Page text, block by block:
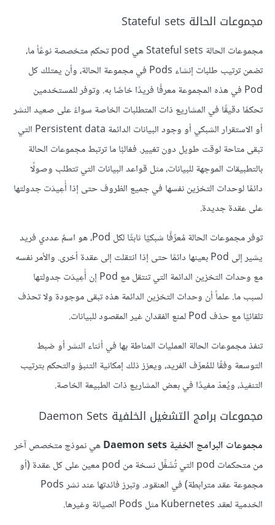
مجموعات الحالة Stateful sets
مجموعات الحالة Stateful sets هي pod تحكم متخصصة نوعًأ ما،
تضمن ترتيب طلبات إنشاء Pods في مجموعة الحالة، وأن يمتلك كل
Pod في هذه المجموعة معرفًا فريدًا خاصًا به. وتوفر للمستخدمين
تحكمًا دقيقًا في المشاريع ذات المتطلبات الخاصة سواءً على صعيد النشر
أو الاستقرار الشبكي أو وجود البيانات الدائمة Persistent data التي
تبقى متاحة لوقت طويل دون تغيير. فغالبًا ما ترتبط مجموعات الحالة
بالتطبيقات الموجهة للبيانات، مثل قواعد البيانات التي تتطلب وصولًا
دائمًا لوحدات التخزين نفسها في جميع الظروف حتى إذا أُعِيدَت جدولتها
على عقدة جديدة.
توفر مجموعات الحالة مُعرِّفًا شبكيًا ثابتًا لكل Pod، هو اسمٌ عددي فريد
يشير إلى Pod بعينها دائمًا حتى إذا انتقلت إلى عقدة أخرى. والأمر نفسه
مع وحدات التخزين الدائمة التي تنتقل مع Pod إن أُعِيدَت جدولتها
لسبب ما. علماً أن وحدات التخزين الدائمة هذه تبقى موجودة ولا تحذف
تلقائيًا مع حذف Pod لمنع الفقدان غير المقصود للبيانات.
تنفذ مجموعات الحالة العمليات المناطة بها في أثناء النشر أو ضبط
التوسعة وفقًا للمُعرِّف الفريد، ويعزز ذلك إمكانية التنبؤ والتحكم بترتيب
التنفيذ، ويُعدّ مفيدًا في بعض المشاريع ذات الطبيعة الخاصة.
مجموعات برامج التشغيل الخلفية Daemon Sets
مجموعات البرامج الخفية Daemon sets
هي نموذج متخصص آخر
من متحكمات pod التي تُشَغِّل نسخة من pod معين على كل عقدة (أو
مجموعة عقد مترابطة) في العنقود. وتبرز فائدتها عند نشر Pods
الخدمية لعقد Kubernetes مثل Pods الصيانة وغيرها.